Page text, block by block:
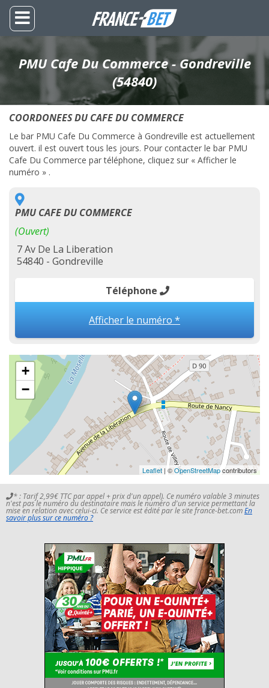
PMU Cafe Du Commerce - Gondreville
(54840)
COORDONEES DU CAFE DU COMMERCE
Le bar PMU Cafe Du Commerce à Gondreville est actuellement
ouvert. il est ouvert tous les jours. Pour contacter le bar PMU
Cafe Du Commerce par téléphone, cliquez sur « Afficher le
numéro » .
PMU CAFE DU COMMERCE
(Ouvert)
7 Av De La Liberation
54840 - Gondreville
Téléphone
Afficher le numéro *
+
−
Leaflet | ©OpenStreetMapcontributors
* : Tarif 2,99€ TTC par appel + prix d'un appel). Ce numéro valable 3 minutes
n'est pas le numéro du destinataire mais le numéro d'un service permettant la
mise en relation avec celui-ci. Ce service est édité par le site france-bet.comEn
savoir plus sur ce numéro ?